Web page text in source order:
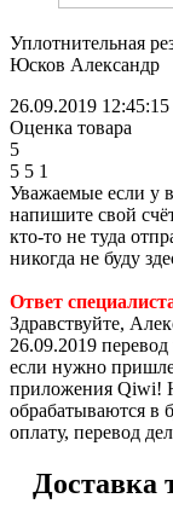
Уплотнительная
Юсков Александр
26.09.2019 12:45:15
Оценка товара
5
5 5 1
Уважаемые если у
напишите свой
кто-то не туда
никогда не буду
Ответ
Здравствуйте,
26.09.2019
если нужно
приложения Qiwi!
обрабатываются в
оплату, перевод
Доставка